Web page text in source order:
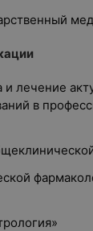
лечение
в